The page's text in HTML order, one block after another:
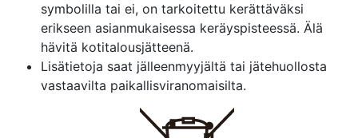
symbolilla tai ei, on tarkoitettu kerättäväksi
erikseen asianmukaisessa keräyspisteessä. Älä
hävitä kotitalousjätteenä.
Lisätietoja saat jälleenmyyjältä tai jätehuollosta
vastaavilta paikallisviranomaisilta.